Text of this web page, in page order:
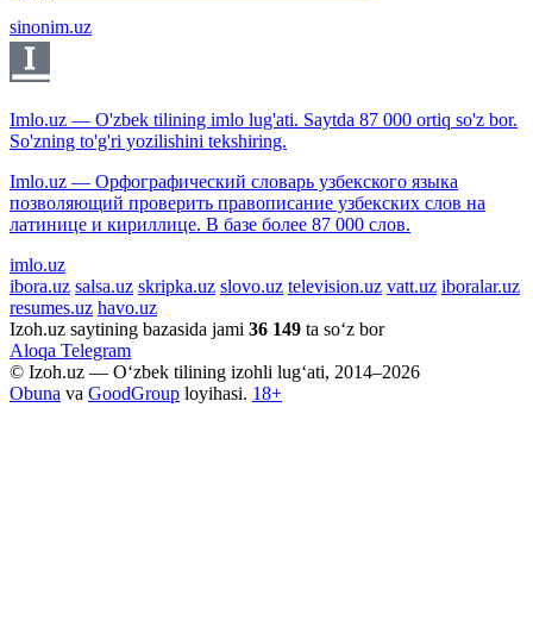
sinonim.uz
Imlo.uz — O'zbek tilining imlo lug'ati. Saytda 87 000 ortiq so'z bor.
So'zning to'g'ri yozilishini tekshiring.
Imlo.uz — Орфографический словарь узбекского языка
позволяющий проверить правописание узбекских слов на
латинице и кириллице. В базе более 87 000 слов.
imlo.uz
ibora.uz salsa.uz skripka.uz slovo.uz television.uz vatt.uz iboralar.uz
resumes.uz havo.uz
Izoh.uz saytining bazasida jami 36 149 ta so‘z bor
Aloqa Telegram
© Izoh.uz — O‘zbek tilining izohli lug‘ati, 2014–2026
Obuna va GoodGroup loyihasi. 18+